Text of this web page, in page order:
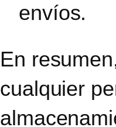
envíos.
En
cualquier